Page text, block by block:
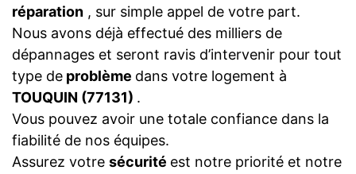
réparation , sur simple appel de votre part.
Nous avons déjà effectué des milliers de
dépannages et seront ravis d’intervenir pour tout
type de problème dans votre logement à
TOUQUIN (77131) .
Vous pouvez avoir une totale confiance dans la
fiabilité de nos équipes.
Assurez votre sécurité est notre priorité et notre